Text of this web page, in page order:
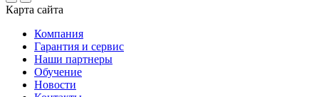
Карта сайта
Компания
Гарантия и сервис
Наши партнеры
Обучение
Новости